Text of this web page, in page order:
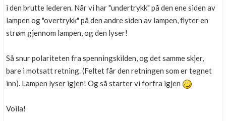
i den brutte lederen. Når vi har "undertrykk" på den ene siden av
lampen og "overtrykk" på den andre siden av lampen, flyter en
strøm gjennom lampen, og den lyser!
Så snur polariteten fra spenningskilden, og det samme skjer,
bare i motsatt retning. (Feltet får den retningen som er tegnet
inn). Lampen lyser igjen! Og så starter vi forfra igjen
Voila!